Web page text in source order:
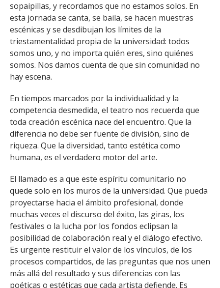
sopaipillas, y recordamos que no estamos solos. En
esta jornada se canta, se baila, se hacen muestras
escénicas y se desdibujan los límites de la
triestamentalidad propia de la universidad: todos
somos uno, y no importa quién eres, sino quiénes
somos. Nos damos cuenta de que sin comunidad no
hay escena.
En tiempos marcados por la individualidad y la
competencia desmedida, el teatro nos recuerda que
toda creación escénica nace del encuentro. Que la
diferencia no debe ser fuente de división, sino de
riqueza. Que la diversidad, tanto estética como
humana, es el verdadero motor del arte.
El llamado es a que este espíritu comunitario no
quede solo en los muros de la universidad. Que pueda
proyectarse hacia el ámbito profesional, donde
muchas veces el discurso del éxito, las giras, los
festivales o la lucha por los fondos eclipsan la
posibilidad de colaboración real y el diálogo efectivo.
Es urgente restituir el valor de los vínculos, de los
procesos compartidos, de las preguntas que nos unen
más allá del resultado y sus diferencias con las
poéticas o estéticas que cada artista defiende. Es